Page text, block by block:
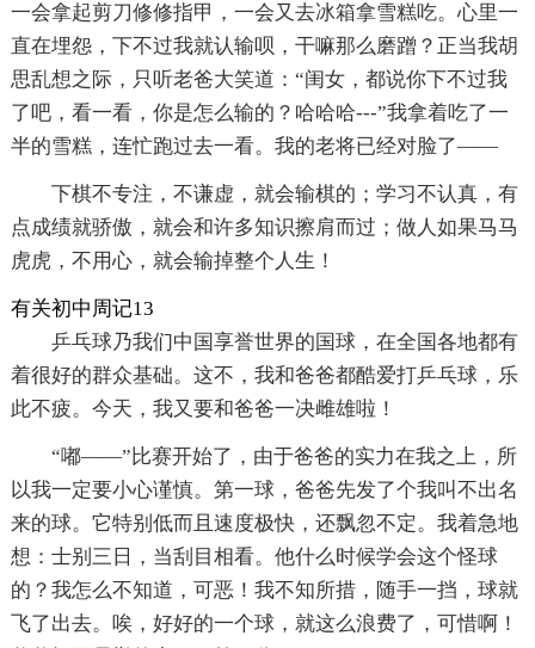
一会拿起剪刀修修指甲，一会又去冰箱拿雪糕吃。心里一
直在埋怨，下不过我就认输呗，干嘛那么磨蹭？正当我胡
思乱想之际，只听老爸大笑道：“闺女，都说你下不过我
了吧，看一看，你是怎么输的？哈哈哈---”我拿着吃了一
半的雪糕，连忙跑过去一看。我的老将已经对脸了——
下棋不专注，不谦虚，就会输棋的；学习不认真，有
点成绩就骄傲，就会和许多知识擦肩而过；做人如果马马
虎虎，不用心，就会输掉整个人生！
有关初中周记13
乒乓球乃我们中国享誉世界的国球，在全国各地都有
着很好的群众基础。这不，我和爸爸都酷爱打乒乓球，乐
此不疲。今天，我又要和爸爸一决雌雄啦！
“嘟——”比赛开始了，由于爸爸的实力在我之上，所
以我一定要小心谨慎。第一球，爸爸先发了个我叫不出名
来的球。它特别低而且速度极快，还飘忽不定。我着急地
想：士别三日，当刮目相看。他什么时候学会这个怪球
的？我怎么不知道，可恶！我不知所措，随手一挡，球就
飞了出去。唉，好好的一个球，就这么浪费了，可惜啊！